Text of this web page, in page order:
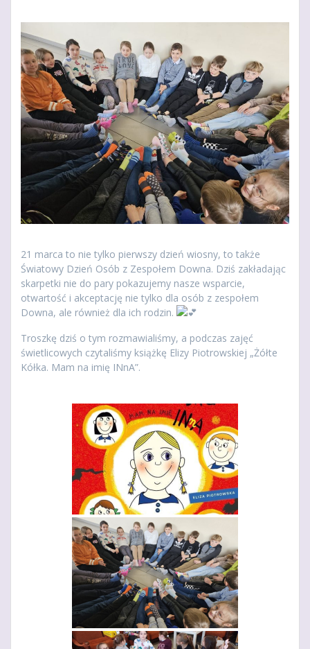
21 marca to nie tylko pierwszy dzień wiosny, to także
Światowy Dzień Osób z Zespołem Downa. Dziś zakładając
skarpetki nie do pary pokazujemy nasze wsparcie,
otwartość i akceptację nie tylko dla osób z zespołem
Downa, ale również dla ich rodzin.
Troszkę dziś o tym rozmawialiśmy, a podczas zajęć
świetlicowych czytaliśmy książkę Elizy Piotrowskiej „Żółte
Kółka. Mam na imię INnA”.